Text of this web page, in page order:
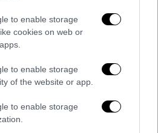
to enable storage
cookies on web or
to enable storage
of the website or app.
to enable storage
προσπάθειες, η μηχανή
λεπτών από την κλήση
αναφοράς και αμέσως
συγκεκριμένα,
κάρπα και